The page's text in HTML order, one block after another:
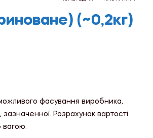
(~0,2кг)
фасування виробника,
Розрахунок вартості
вагою.